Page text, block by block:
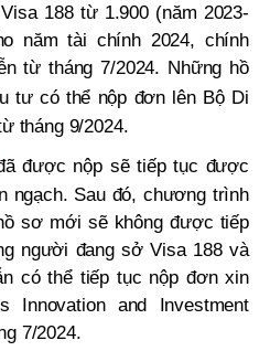
188 từ 1.900 (năm 2023-
năm tài chính 2024, chính
từ tháng 7/2024. Những hồ
tư có thể nộp đơn lên Bộ Di
tháng 9/2024.
được nộp sẽ tiếp tục được
ngạch. Sau đó, chương trình
sơ mới sẽ không được tiếp
người đang sở Visa 188 và
có thể tiếp tục nộp đơn xin
Innovation and Investment
7/2024.